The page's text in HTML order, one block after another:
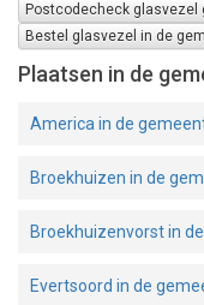
Postcodecheck glasvezel
Bestel glasvezel in de
Plaatsen in de
America in de
Broekhuizen in de
Broekhuizenvorst in
Evertsoord in de